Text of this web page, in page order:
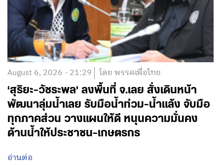
August 6, 2026 - 21:29 โดย พรรคเพื่อไทย
‘สุริยะ-วัชระพล’ ลงพื้นที่ จ.เลย สั่งเดินหน้า
พัฒนาลุ่มน้ำเลย รับมือน้ำท่วม-น้ำแล้ง จับมือ
ทุกภาคส่วน วางแผนให้ดี หนุนความมั่นคง
ด้านน้ำให้ประชาชน-เกษตรกร
อ่านต่อ